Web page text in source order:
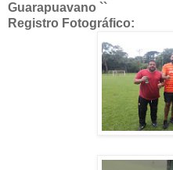
Guarapuavano ``
Registro Fotográfico: